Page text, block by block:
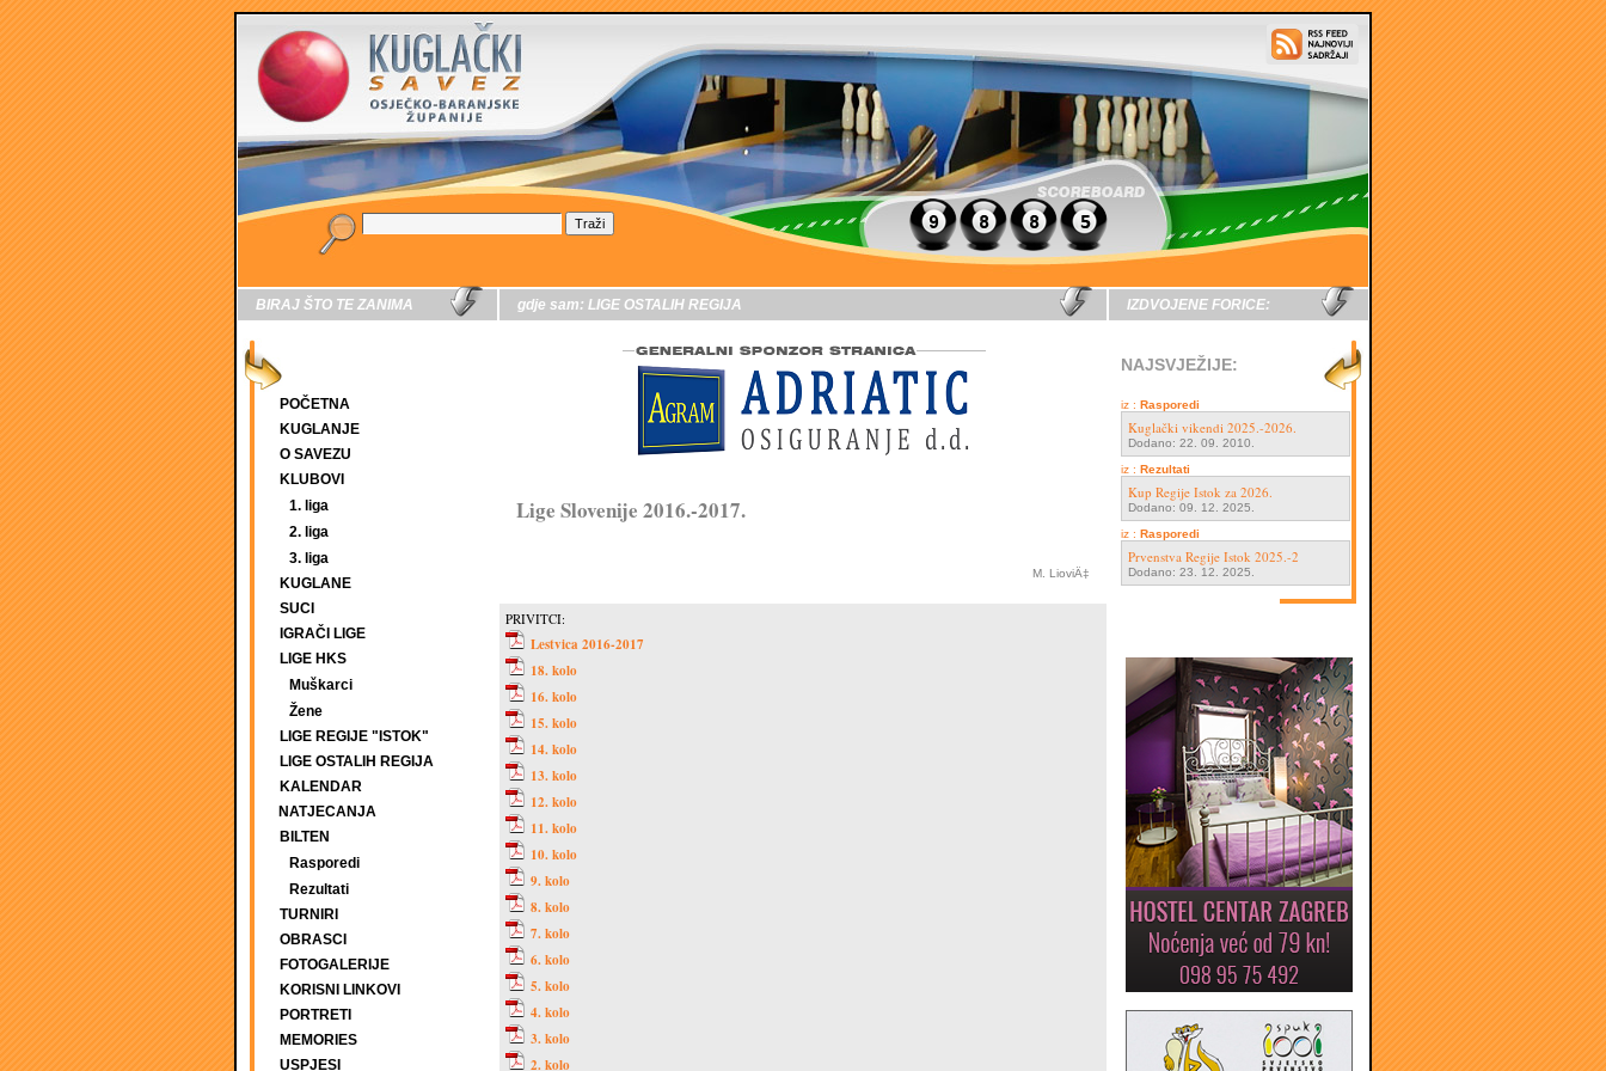
BIRAJ ŠTO TE ZANIMA
POČETNA
KUGLANJE
O SAVEZU
KLUBOVI
1. liga
2. liga
3. liga
KUGLANE
SUCI
IGRAČI LIGE
LIGE HKS
Muškarci
Žene
LIGE REGIJE "ISTOK"
LIGE OSTALIH REGIJA
KALENDAR
NATJECANJA
BILTEN
Rasporedi
Rezultati
TURNIRI
OBRASCI
FOTOGALERIJE
KORISNI LINKOVI
PORTRETI
MEMORIES
USPJESI
gdje sam: LIGE OSTALIH REGIJA
Lige Slovenije 2016.-2017.
M. LioviÄ‡
PRIVITCI:
Lestvica 2016-2017
18. kolo
16. kolo
15. kolo
14. kolo
13. kolo
12. kolo
11. kolo
10. kolo
9. kolo
8. kolo
7. kolo
6. kolo
5. kolo
4. kolo
3. kolo
2. kolo
IZDVOJENE FORICE:
NAJSVJEŽIJE:
iz : Rasporedi
Kuglački vikendi 2025.-2026.
Dodano: 22. 09. 2010.
iz : Rezultati
Kup Regije Istok za 2026.
Dodano: 09. 12. 2025.
iz : Rasporedi
Prvenstva Regije Istok 2025.-2
Dodano: 23. 12. 2025.